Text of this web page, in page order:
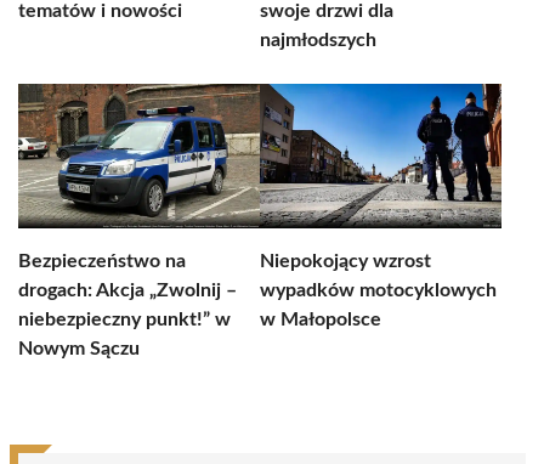
tematów i nowości
swoje drzwi dla
najmłodszych
Bezpieczeństwo na
drogach: Akcja „Zwolnij –
niebezpieczny punkt!” w
Nowym Sączu
Niepokojący wzrost
wypadków motocyklowych
w Małopolsce